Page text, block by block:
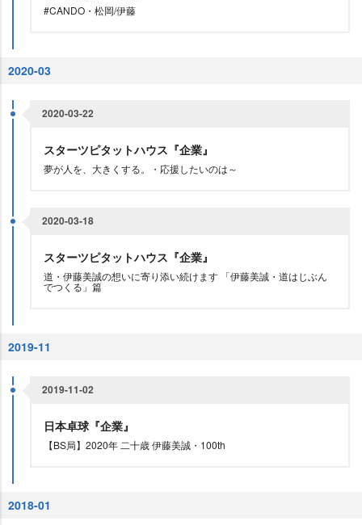
#CANDO・松岡/伊藤
2020-03
2020-03-22
スターツピタットハウス『企業』
夢が人を、大きくする。・応援したいのは～
2020-03-18
スターツピタットハウス『企業』
道・伊藤美誠の想いに寄り添い続けます 「伊藤美誠・道はじぶん
でつくる」篇
2019-11
2019-11-02
日本卓球『企業』
【BS局】2020年 二十歳 伊藤美誠・100th
2018-01